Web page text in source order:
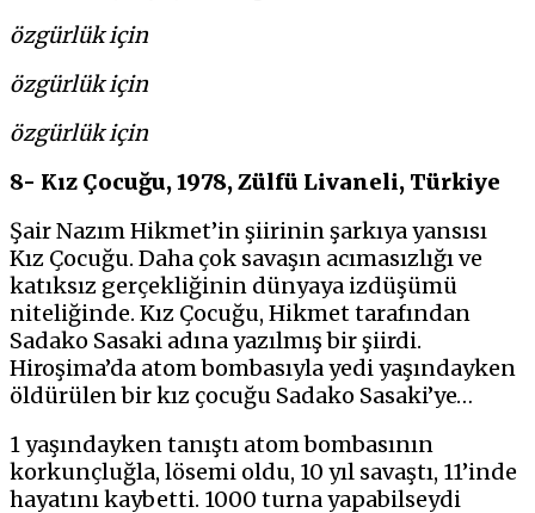
özgürlük için
özgürlük için
özgürlük için
8- Kız Çocuğu, 1978, Zülfü Livaneli, Türkiye
Şair Nazım Hikmet’in şiirinin şarkıya yansısı
Kız Çocuğu. Daha çok savaşın acımasızlığı ve
katıksız gerçekliğinin dünyaya izdüşümü
niteliğinde. Kız Çocuğu, Hikmet tarafından
Sadako Sasaki adına yazılmış bir şiirdi.
Hiroşima’da atom bombasıyla yedi yaşındayken
öldürülen bir kız çocuğu Sadako Sasaki’ye…
1 yaşındayken tanıştı atom bombasının
korkunçluğla, lösemi oldu, 10 yıl savaştı, 11’inde
hayatını kaybetti. 1000 turna yapabilseydi